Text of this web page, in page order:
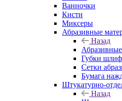
Ванночки
Кисти
Миксеры
Абразивные
Назад
Губки
Сетки
Бумага
Штукатурно-
Назад